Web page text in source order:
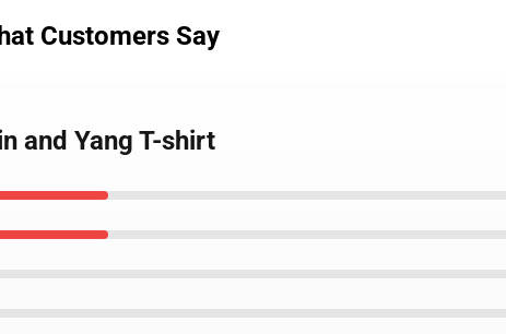
Customers Say
and Yang T-shirt